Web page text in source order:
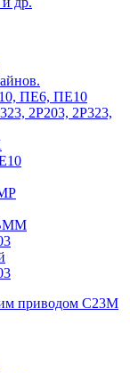
ПЕ6, ПЕ10
2Р203, 2Р323,
ВММ
приводом С23М